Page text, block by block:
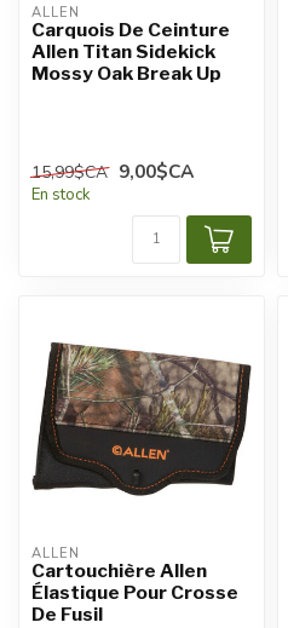
ALLEN
Carquois De Ceinture
Allen Titan Sidekick
Mossy Oak Break Up
15,99$CA 9,00$CA
En stock
ALLEN
Cartouchière Allen
Élastique Pour Crosse
De Fusil